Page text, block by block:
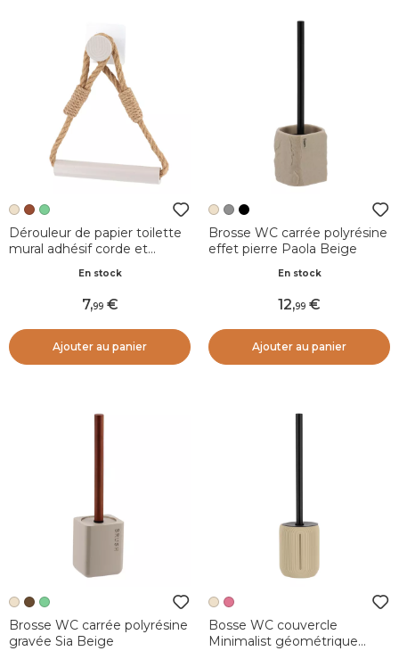
Dérouleur de papier toilette
mural adhésif corde et
En stock
7,99
Ajouter au panier
Brosse WC carrée polyrésine
effet pierre Paola Beige
En stock
12,99
Ajouter au panier
Brosse WC carrée polyrésine
gravée Sia Beige
Bosse WC couvercle
Minimalist géométrique